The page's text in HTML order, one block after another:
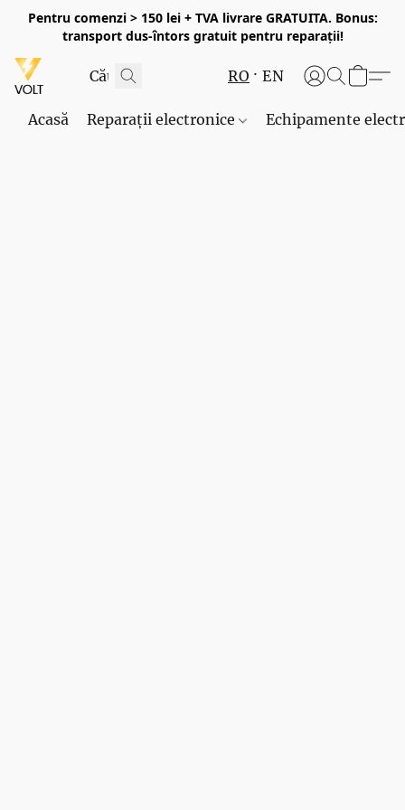
Pentru comenzi > 150 lei + TVA livrare GRATUITA. Bonus:
transport dus-întors gratuit pentru reparații!
RO EN
Acasă Reparații electronice Echipamente